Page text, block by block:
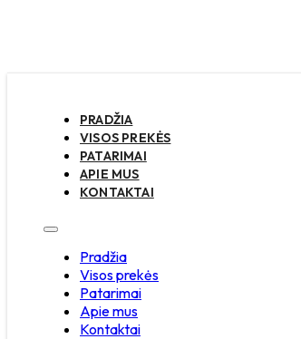
PRADŽIA
VISOS PREKĖS
PATARIMAI
APIE MUS
KONTAKTAI
Pradžia
Visos prekės
Patarimai
Apie mus
Kontaktai